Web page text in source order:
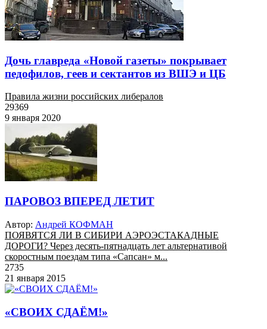
Дочь главреда «Новой газеты» покрывает
педофилов, геев и сектантов из ВШЭ и ЦБ
Правила жизни российских либералов
29369
9 января 2020
ПАРОВОЗ ВПЕРЕД ЛЕТИТ
Автор: Андрей КОФМАН
ПОЯВЯТСЯ ЛИ В СИБИРИ АЭРОЭСТАКАДНЫЕ
ДОРОГИ? Через десять-пятнадцать лет альтернативой
скоростным поездам типа «Сапсан» м...
2735
21 января 2015
«СВОИХ СДАЁМ!»